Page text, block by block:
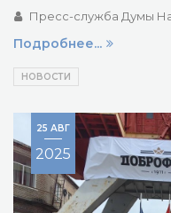
Пресс-служба Думы
Подробнее...
НОВОСТИ
25 АВГ
2025